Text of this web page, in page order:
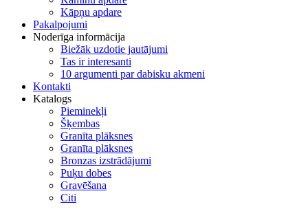
Kāpņu apdare
Pakalpojumi
Noderīga informācija
Biežāk uzdotie jautājumi
Tas ir interesanti
10 argumenti par dabisku akmeni
Kontakti
Katalogs
Pieminekļi
Šķembas
Granīta plāksnes
Granīta plāksnes
Bronzas izstrādājumi
Puķu dobes
Gravēšana
Citi